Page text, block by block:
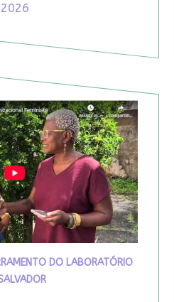
2026
DO LABORATÓRIO